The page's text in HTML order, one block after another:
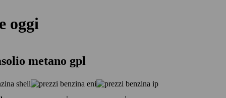
oggi
metano gpl